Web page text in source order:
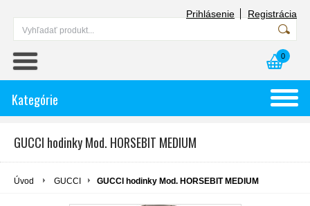
Prihlásenie Registrácia
0
Kategórie
GUCCI hodinky Mod. HORSEBIT MEDIUM
Úvod GUCCI GUCCI hodinky Mod. HORSEBIT MEDIUM